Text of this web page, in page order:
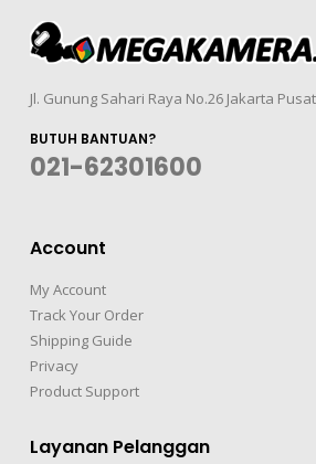
Jl. Gunung Sahari Raya No.26 Jakarta
BUTUH BANTUAN?
021-62301600
Account
My Account
Track Your Order
Shipping Guide
Privacy
Product Support
Layanan Pelanggan